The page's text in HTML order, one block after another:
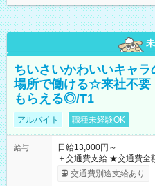
ちいさいかわいいキャ
場所で働ける☆来社不要
もらえる◎/T1
アルバイト 職種未経験OK
給与
日給13,000円～
＋交通費支給 ★交通費全額支給！ ┗案件により規定あり ★日払
いOK！（規定あり） ┗
ンビニATMから 日払い分を引き
交通費別途支給あり